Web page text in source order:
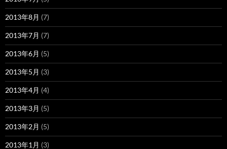
2013年8月 (7)
2013年7月 (7)
2013年6月 (5)
2013年5月 (3)
2013年4月 (4)
2013年3月 (5)
2013年2月 (5)
2013年1月 (3)